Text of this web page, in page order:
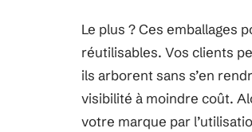
Le plus ? Ces emballages
réutilisables. Vos clients
ils arborent sans s’en
visibilité à moindre coût.
votre marque par